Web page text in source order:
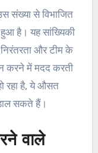
संख्या से विभाजित
है। यह सांख्यिकी
और टीम के
करने में मदद करती
रहा है, ये औसत
सकते हैं।
वाले